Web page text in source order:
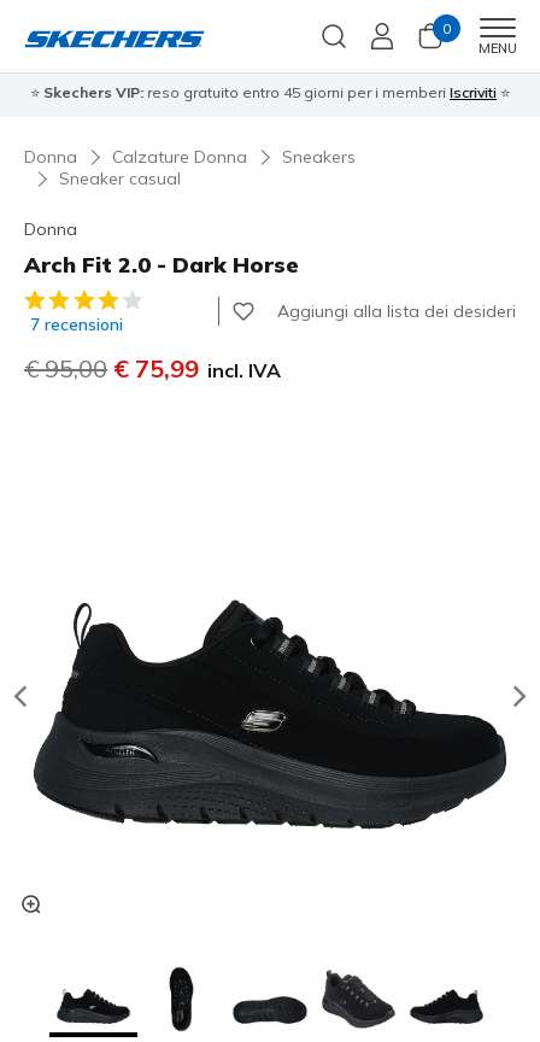
0
MENU
⭐ Skechers VIP: reso gratuito entro 45 giorni per i memberi Iscriviti ⭐
Donna Calzature Donna
Sneakers
Sneaker casual
Donna
Arch Fit 2.0 - Dark Horse
Valutazione cliente 4,5 su 5
7 recensioni
Aggiungi alla lista dei desideri
Prezzo ridotto da
€ 95,00 per
€ 75,99 incl. IVA